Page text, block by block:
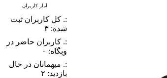
آمار کاربران
:. کل کاربران ثبت
شده: ۳
:. کاربران حاضر در
وبگاه: ۰
:. میهمانان در حال
بازدید: ۲